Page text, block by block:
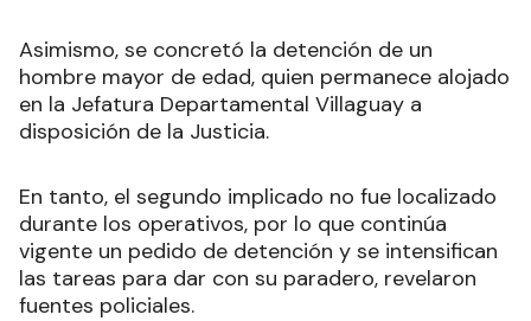
Asimismo, se concretó la detención de un
hombre mayor de edad, quien permanece alojado
en la Jefatura Departamental Villaguay a
disposición de la Justicia.
En tanto, el segundo implicado no fue localizado
durante los operativos, por lo que continúa
vigente un pedido de detención y se intensifican
las tareas para dar con su paradero, revelaron
fuentes policiales.